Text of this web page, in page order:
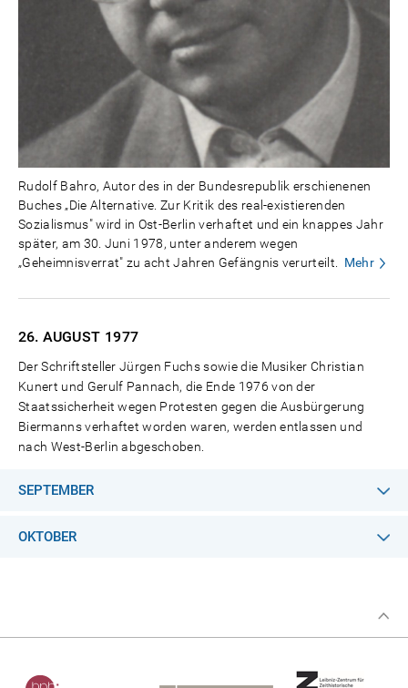
Rudolf Bahro, Autor des in der Bundesrepublik erschienenen
Buches „Die Alternative. Zur Kritik des real-existierenden
Sozialismus" wird in Ost-Berlin verhaftet und ein knappes Jahr
später, am 30. Juni 1978, unter anderem wegen
„Geheimnisverrat" zu acht Jahren Gefängnis verurteilt.
Mehr
26. AUGUST 1977
Der Schriftsteller Jürgen Fuchs sowie die Musiker Christian
Kunert und Gerulf Pannach, die Ende 1976 von der
Staatssicherheit wegen Protesten gegen die Ausbürgerung
Biermanns verhaftet worden waren, werden entlassen und
nach West-Berlin abgeschoben.
SEPTEMBER
OKTOBER